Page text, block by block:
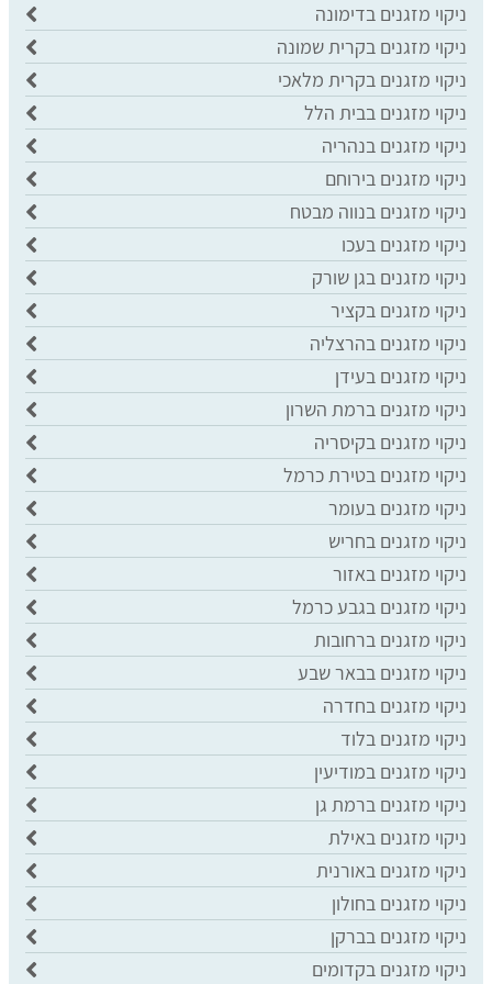
ניקוי מזגנים בדימונה
ניקוי מזגנים בקרית שמונה
ניקוי מזגנים בקרית מלאכי
ניקוי מזגנים בבית הלל
ניקוי מזגנים בנהריה
ניקוי מזגנים בירוחם
ניקוי מזגנים בנווה מבטח
ניקוי מזגנים בעכו
ניקוי מזגנים בגן שורק
ניקוי מזגנים בקציר
ניקוי מזגנים בהרצליה
ניקוי מזגנים בעידן
ניקוי מזגנים ברמת השרון
ניקוי מזגנים בקיסריה
ניקוי מזגנים בטירת כרמל
ניקוי מזגנים בעומר
ניקוי מזגנים בחריש
ניקוי מזגנים באזור
ניקוי מזגנים בגבע כרמל
ניקוי מזגנים ברחובות
ניקוי מזגנים בבאר שבע
ניקוי מזגנים בחדרה
ניקוי מזגנים בלוד
ניקוי מזגנים במודיעין
ניקוי מזגנים ברמת גן
ניקוי מזגנים באילת
ניקוי מזגנים באורנית
ניקוי מזגנים בחולון
ניקוי מזגנים בברקן
ניקוי מזגנים בקדומים